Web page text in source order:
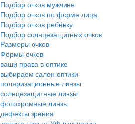
Подбор очков мужчине
Подбор очков по форме лица
Подбор очков ребёнку
Подбор солнцезащитных очков
Размеры очков
Формы очков
ваши права в оптике
выбираем салон оптики
поляризационные линзы
солнцезащитные линзы
фотохромные линзы
дефекты зрения